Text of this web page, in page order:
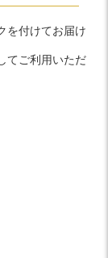
を付けてお届け
てご利用いただ